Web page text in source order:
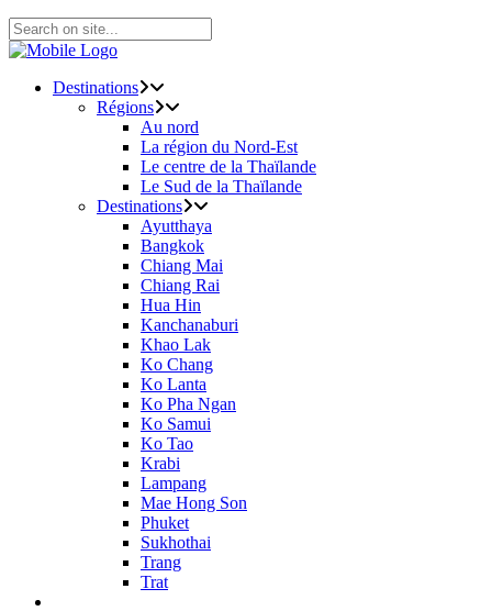
Destinations
Régions
Au nord
La région du Nord-Est
Le centre de la Thaïlande
Le Sud de la Thaïlande
Destinations
Ayutthaya
Bangkok
Chiang Mai
Chiang Rai
Hua Hin
Kanchanaburi
Khao Lak
Ko Chang
Ko Lanta
Ko Pha Ngan
Ko Samui
Ko Tao
Krabi
Lampang
Mae Hong Son
Phuket
Sukhothai
Trang
Trat